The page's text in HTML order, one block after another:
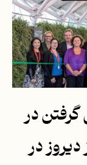
گرفتن در
در